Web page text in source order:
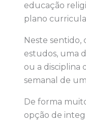
educação
plano
Neste
estudos, uma
ou a disciplina
semanal de
De forma
opção de